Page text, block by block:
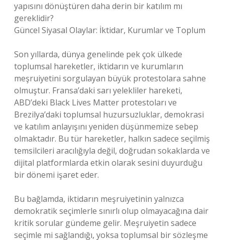
yapısını dönüştüren daha derin bir katılım mı
gereklidir?
Güncel Siyasal Olaylar: İktidar, Kurumlar ve Toplum
Son yıllarda, dünya genelinde pek çok ülkede
toplumsal hareketler, iktidarın ve kurumların
meşruiyetini sorgulayan büyük protestolara sahne
olmuştur. Fransa’daki sarı yelekliler hareketi,
ABD’deki Black Lives Matter protestoları ve
Brezilya’daki toplumsal huzursuzluklar, demokrasi
ve katılım anlayışını yeniden düşünmemize sebep
olmaktadır. Bu tür hareketler, halkın sadece seçilmiş
temsilcileri aracılığıyla değil, doğrudan sokaklarda ve
dijital platformlarda etkin olarak sesini duyurduğu
bir dönemi işaret eder.
Bu bağlamda, iktidarın meşruiyetinin yalnızca
demokratik seçimlerle sınırlı olup olmayacağına dair
kritik sorular gündeme gelir. Meşruiyetin sadece
seçimle mi sağlandığı, yoksa toplumsal bir sözleşme